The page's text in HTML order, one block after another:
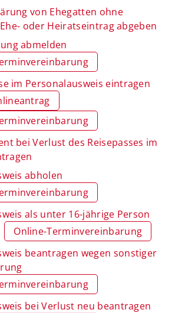
von Ehegatten ohne
oder Heiratseintrag abgeben
abmelden
im Personalausweis eintragen
bei Verlust des Reisepasses im
abholen
als unter 16-jährige Person
Online-Terminvereinbarung
beantragen wegen sonstiger
bei Verlust neu beantragen